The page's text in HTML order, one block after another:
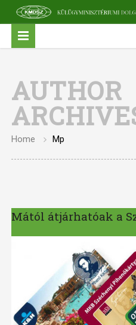
AUTHOR
Home Mp
Mától átjárhatóak a